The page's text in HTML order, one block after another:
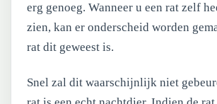
erg genoeg. Wanneer u een rat zelf
zien, kan er onderscheid worden
rat dit geweest is.
Snel zal dit waarschijnlijk niet